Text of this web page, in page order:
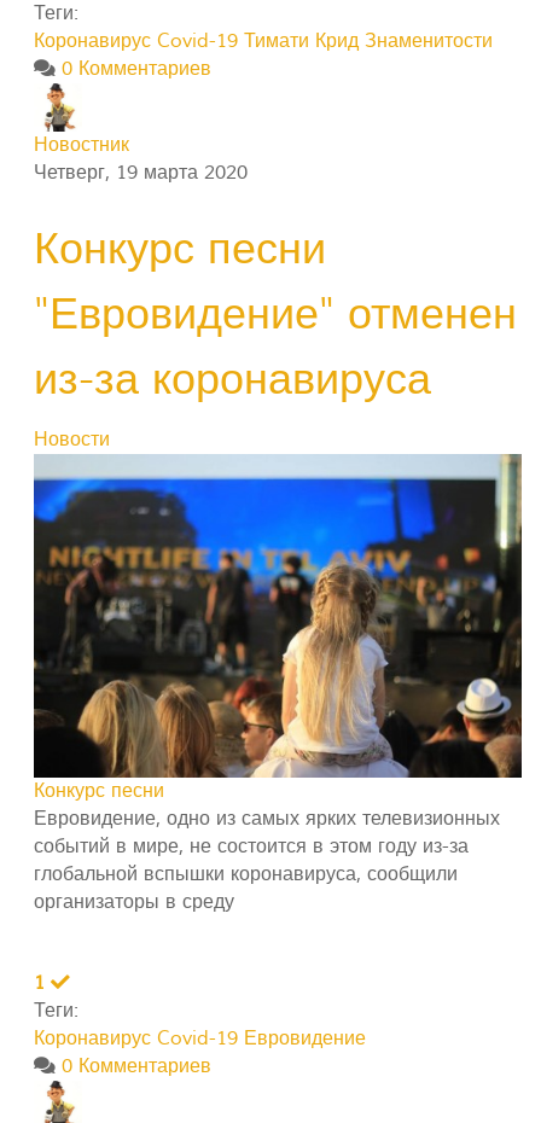
Теги:
Коронавирус Covid-19 Тимати Крид Знаменитости
0 Комментариев
Новостник
Четверг, 19 марта 2020
Конкурс песни
"Евровидение" отменен
из-за коронавируса
Новости
Конкурс песни
Евровидение, одно из самых ярких телевизионных
событий в мире, не состоится в этом году из-за
глобальной вспышки коронавируса, сообщили
организаторы в среду
1
Теги:
Коронавирус Covid-19 Евровидение
0 Комментариев